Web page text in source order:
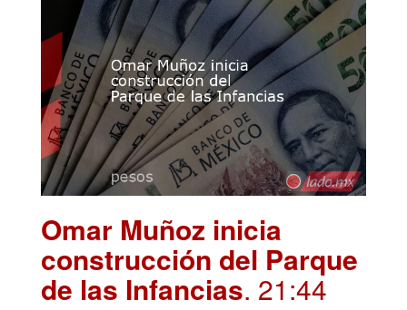
Omar Muñoz inicia
construcción del Parque
de las Infancias. 21:44